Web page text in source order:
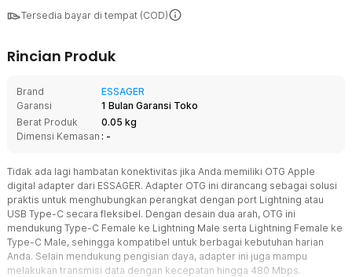
Tersedia bayar di tempat (COD)
Rincian Produk
Brand
ESSAGER
Garansi
1 Bulan Garansi Toko
Berat Produk
0.05 kg
Dimensi Kemasan : -
Tidak ada lagi hambatan konektivitas jika Anda memiliki OTG Apple
digital adapter dari ESSAGER. Adapter OTG ini dirancang sebagai solusi
praktis untuk menghubungkan perangkat dengan port Lightning atau
USB Type-C secara fleksibel. Dengan desain dua arah, OTG ini
mendukung Type-C Female ke Lightning Male serta Lightning Female ke
Type-C Male, sehingga kompatibel untuk berbagai kebutuhan harian
Anda. Selain mendukung pengisian daya, adapter ini juga mampu
melakukan transmisi data dengan kecepatan hingga 480 Mbps.